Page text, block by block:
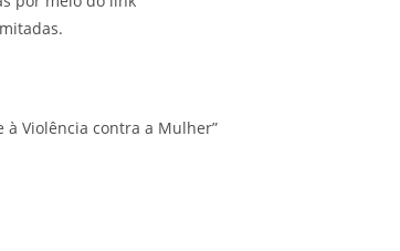
à Violência contra a Mulher”